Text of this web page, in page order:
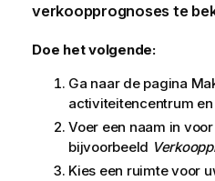
verkoopprognoses te
Doe het volgende:
Ga naar de pagina
activiteitencentrum
Voer een naam in
bijvoorbeeld
Kies een ruimte voor